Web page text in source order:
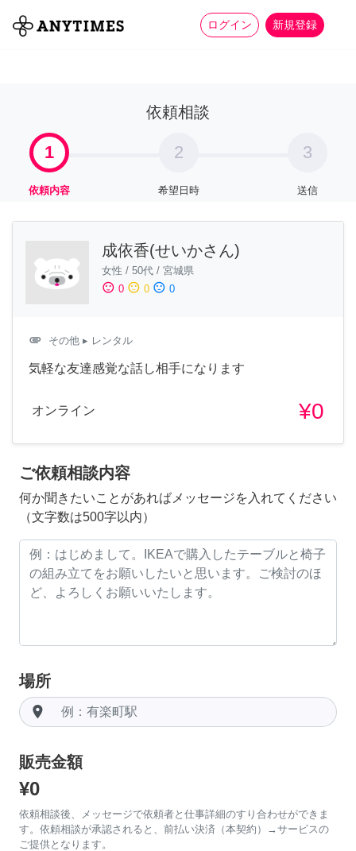
ログイン 新規登録
全て 家事 more_horiz
依頼相談
1
依頼内容
2
希望日時
3
送信
成依香(せいかさん)
女性 / 50代 / 宮城県
sentiment_satisfied 0 sentiment_neutral 0 sentiment_dissatisfied 0
attachment その他 ▸ レンタル
気軽な友達感覚な話し相手になります
オンライン ¥0
ご依頼相談内容
何か聞きたいことがあればメッセージを入れてください
（文字数は500字以内）
場所
room
販売金額
¥0
依頼相談後、メッセージで依頼者と仕事詳細のすり合わせができま
す。依頼相談が承認されると、前払い決済（本契約）→サービスの
ご提供となります。